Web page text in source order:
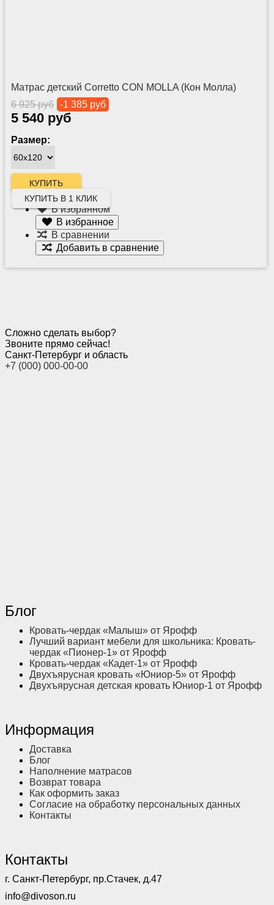
Матрас детский Corretto CON MOLLA (Кон Молла)
6 925 руб -1 385 руб
5 540 руб
Размер:
КУПИТЬ В 1 КЛИК
В избранном
В избранное
В сравнении
Добавить в сравнение
Сложно сделать выбор?
Звоните прямо сейчас!
Санкт-Петербург и область
+7 (000) 000-00-00
Блог
Кровать-чердак «Малыш» от Ярофф
Лучший вариант мебели для школьника: Кровать-
чердак «Пионер-1» от Ярофф
Кровать-чердак «Кадет-1» от Ярофф
Двухъярусная кровать «Юниор-5» от Ярофф
Двухъярусная детская кровать Юниор-1 от Ярофф
Информация
Доставка
Блог
Наполнение матрасов
Возврат товара
Как оформить заказ
Согласие на обработку персональных данных
Контакты
Контакты
г. Санкт-Петербург, пр.Стачек, д.47
info@divoson.ru